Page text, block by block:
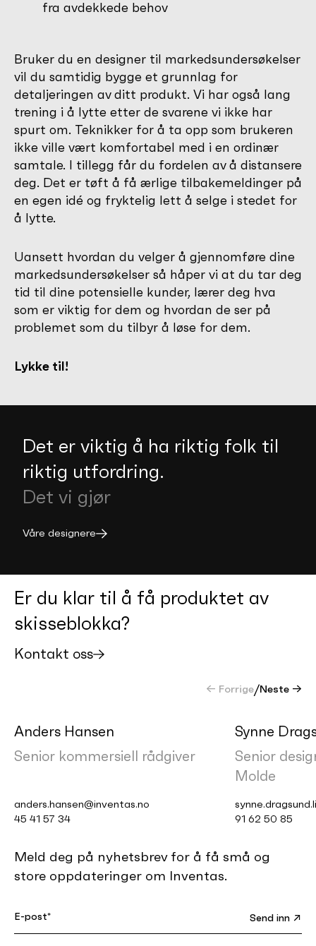
fra avdekkede behov
Bruker du en designer til markedsundersøkelser
vil du samtidig bygge et grunnlag for
detaljeringen av ditt produkt. Vi har også lang
trening i å lytte etter de svarene vi ikke har
spurt om. Teknikker for å ta opp som brukeren
ikke ville vært komfortabel med i en ordinær
samtale. I tillegg får du fordelen av å distansere
deg. Det er tøft å få ærlige tilbakemeldinger på
en egen idé og fryktelig lett å selge i stedet for
å lytte.
Uansett hvordan du velger å gjennomføre dine
markedsundersøkelser så håper vi at du tar deg
tid til dine potensielle kunder, lærer deg hva
som er viktig for dem og hvordan de ser på
problemet som du tilbyr å løse for dem.
Lykke til!
Det er viktig å ha riktig folk til
riktig utfordring.
Det vi gjør
Våre designere
Er du klar til å få produktet av
skisseblokka?
Kontakt oss
← Forrige/Neste →
Anders Hansen
Senior kommersiell rådgiver
anders.hansen@inventas.no
45 41 57 34
Synne
Senior
Molde
91 62 50 85
Meld deg på nyhetsbrev for å få små og
store oppdateringer om Inventas.